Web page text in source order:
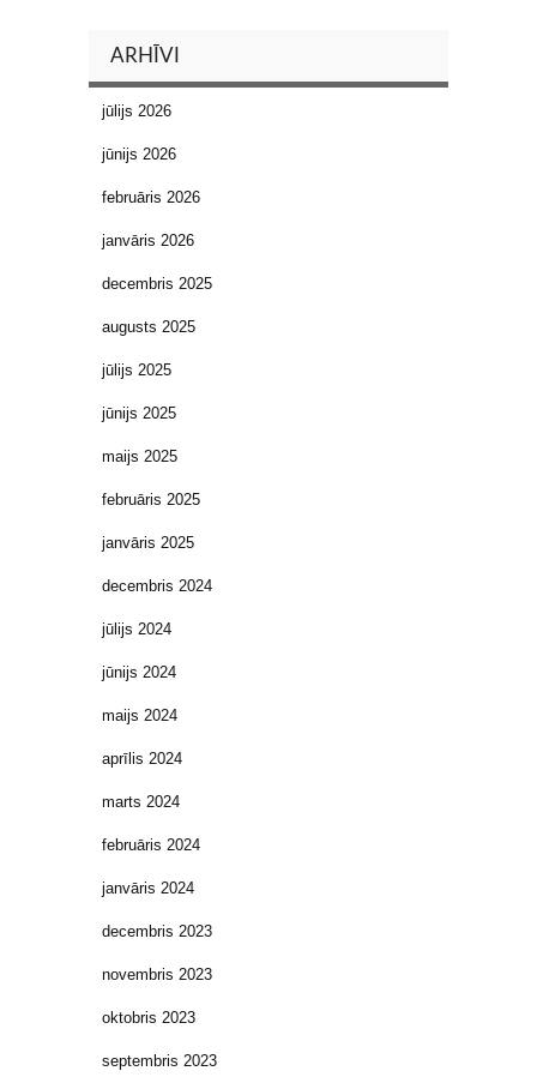
ARHĪVI
jūlijs 2026
jūnijs 2026
februāris 2026
janvāris 2026
decembris 2025
augusts 2025
jūlijs 2025
jūnijs 2025
maijs 2025
februāris 2025
janvāris 2025
decembris 2024
jūlijs 2024
jūnijs 2024
maijs 2024
aprīlis 2024
marts 2024
februāris 2024
janvāris 2024
decembris 2023
novembris 2023
oktobris 2023
septembris 2023